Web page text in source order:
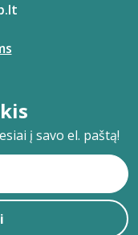
į savo el. paštą!